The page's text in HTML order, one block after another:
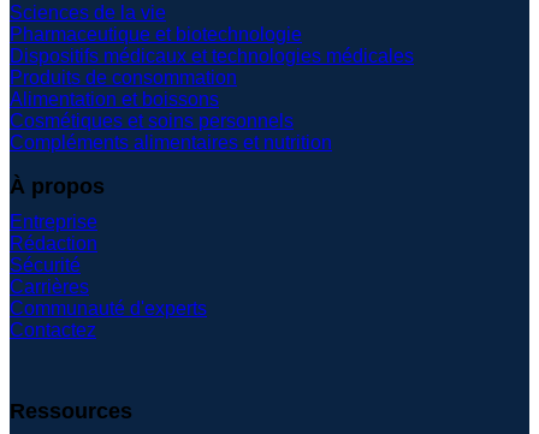
Sciences de la vie
Pharmaceutique et biotechnologie
Dispositifs médicaux et technologies médicales
Produits de consommation
Alimentation et boissons
Cosmétiques et soins personnels
Compléments alimentaires et nutrition
À propos
Entreprise
Rédaction
Sécurité
Carrières
Communauté d'experts
Contactez
Ressources